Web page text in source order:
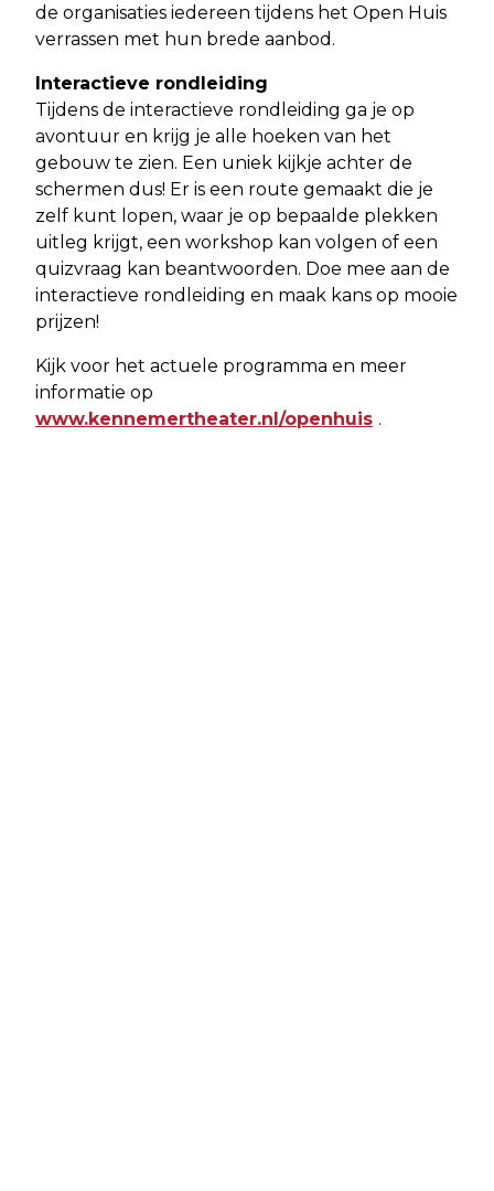
de organisaties iedereen tijdens het Open Huis
verrassen met hun brede aanbod.
Interactieve rondleiding
Tijdens de interactieve rondleiding ga je op
avontuur en krijg je alle hoeken van het
gebouw te zien. Een uniek kijkje achter de
schermen dus! Er is een route gemaakt die je
zelf kunt lopen, waar je op bepaalde plekken
uitleg krijgt, een workshop kan volgen of een
quizvraag kan beantwoorden. Doe mee aan de
interactieve rondleiding en maak kans op mooie
prijzen!
Kijk voor het actuele programma en meer
informatie op
www.kennemertheater.nl/openhuis .